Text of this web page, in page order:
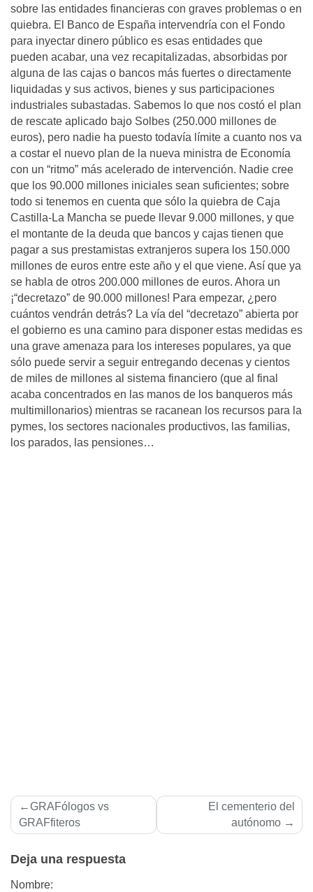
sobre las entidades financieras con graves problemas o en
quiebra. El Banco de España intervendría con el Fondo
para inyectar dinero público es esas entidades que
pueden acabar, una vez recapitalizadas, absorbidas por
alguna de las cajas o bancos más fuertes o directamente
liquidadas y sus activos, bienes y sus participaciones
industriales subastadas. Sabemos lo que nos costó el plan
de rescate aplicado bajo Solbes (250.000 millones de
euros), pero nadie ha puesto todavía límite a cuanto nos va
a costar el nuevo plan de la nueva ministra de Economía
con un “ritmo” más acelerado de intervención. Nadie cree
que los 90.000 millones iniciales sean suficientes; sobre
todo si tenemos en cuenta que sólo la quiebra de Caja
Castilla-La Mancha se puede llevar 9.000 millones, y que
el montante de la deuda que bancos y cajas tienen que
pagar a sus prestamistas extranjeros supera los 150.000
millones de euros entre este año y el que viene. Así que ya
se habla de otros 200.000 millones de euros. Ahora un
¡“decretazo” de 90.000 millones! Para empezar, ¿pero
cuántos vendrán detrás? La vía del “decretazo” abierta por
el gobierno es una camino para disponer estas medidas es
una grave amenaza para los intereses populares, ya que
sólo puede servir a seguir entregando decenas y cientos
de miles de millones al sistema financiero (que al final
acaba concentrados en las manos de los banqueros más
multimillonarios) mientras se racanean los recursos para la
pymes, los sectores nacionales productivos, las familias,
los parados, las pensiones…
Navegación
de
GRAFólogos vs
GRAFfiteros
El cementerio del
autónomo
Deja una respuesta
Nombre: